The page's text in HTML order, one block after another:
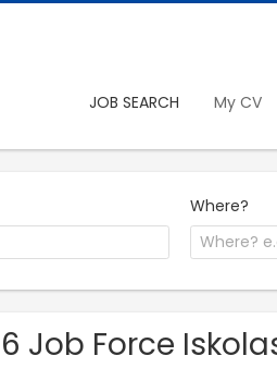
JOB SEARCH My CV
Where?
6 Job Force